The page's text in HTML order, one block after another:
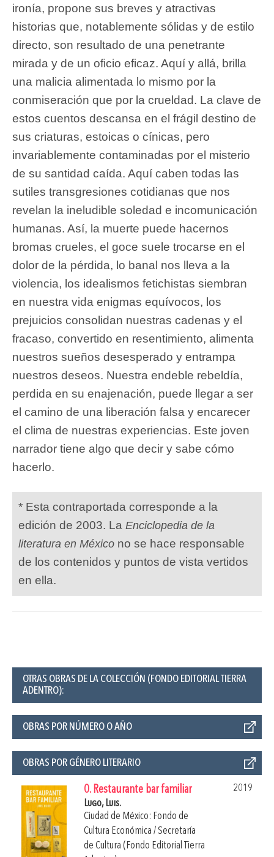
ironía, propone sus breves y atractivas
historias que, notablemente sólidas y de estilo
directo, son resultado de una penetrante
mirada y de un oficio eficaz. Aquí y allá, brilla
una malicia alimentada lo mismo por la
conmiseración que por la crueldad. La clave de
estos cuentos descansa en el frágil destino de
sus criaturas, estoicas o cínicas, pero
invariablemente contaminadas por el misterio
de su santidad caída. Aquí caben todas las
sutiles transgresiones cotidianas que nos
revelan la ineludible soledad e incomunicación
humanas. Así, la muerte puede hacernos
bromas crueles, el goce suele trocarse en el
dolor de la pérdida, lo banal nos lleva a la
violencia, los idealismos fetichistas siembran
en nuestra vida enigmas equívocos, los
prejuicios consolidan nuestras cadenas y el
fracaso, convertido en resentimiento, alimenta
nuestros sueños desesperado y entrampa
nuestros deseos. Nuestra endeble rebeldía,
perdida en su enajenación, puede llegar a ser
el camino de una liberación falsa y encarecer
el clima de nuestras experiencias. Este joven
narrador tiene algo que decir y sabe cómo
hacerlo.
* Esta contraportada corresponde a la
edición de 2003. La Enciclopedia de la
literatura en México no se hace responsable
de los contenidos y puntos de vista vertidos
en ella.
OTRAS OBRAS DE LA COLECCIÓN (FONDO EDITORIAL TIERRA
ADENTRO):
OBRAS POR NÚMERO O AÑO
OBRAS POR GÉNERO LITERARIO
0. Restaurante bar familiar
2019
Lugo, Luis.
Ciudad de México: Fondo de
Cultura Económica / Secretaría
de Cultura (Fondo Editorial Tierra